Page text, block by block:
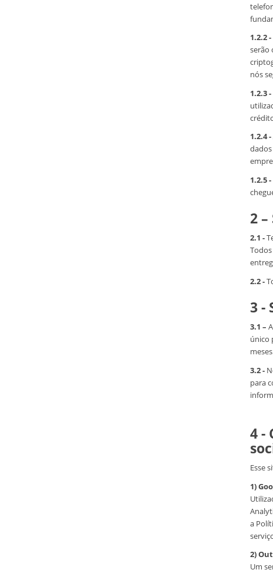
1.2.2 -
serão
nós
1.2.3 -
1.2.4 -
1.2.5 -
2
2.1 -
2.2 -
3 -
3.1 –
único
3.2 -
para
4 -
Esse
1)
a
2)
Um